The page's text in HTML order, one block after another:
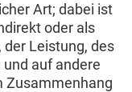
Art; dabei ist
oder als
der Leistung, des
auf andere
Zusammenhang